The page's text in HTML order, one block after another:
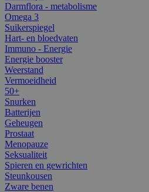
Darmflora - metabolisme
Omega 3
Suikerspiegel
Hart- en bloedvaten
Immuno - Energie
Energie booster
Weerstand
Vermoeidheid
50+
Snurken
Batterijen
Geheugen
Prostaat
Menopauze
Seksualiteit
Spieren en gewrichten
Steunkousen
Zware benen